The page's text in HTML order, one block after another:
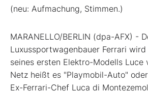
(neu: Aufmachung, Stimmen.)
MARANELLO/BERLIN (dpa-AFX) -
Luxussportwagenbauer Ferrari wird
seines ersten Elektro-Modells Luce
Netz heißt es "Playmobil-Auto"
Ex-Ferrari-Chef Luca di